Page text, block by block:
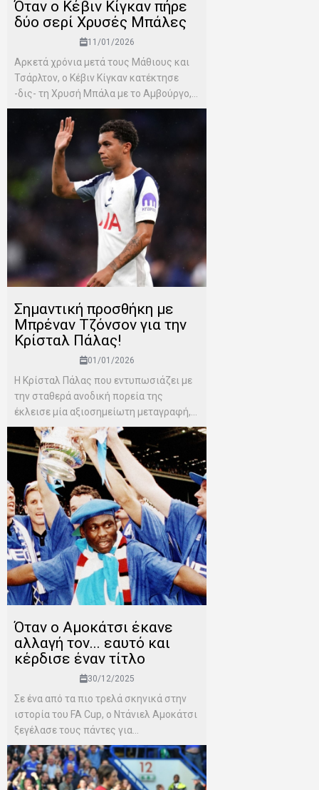
Όταν ο Κέβιν Κίγκαν πήρε
δύο σερί Χρυσές Μπάλες
11/01/2026
Αρκετά χρόνια μετά τους Μάθιους και
Τσάρλτον, ο Κέβιν Κίγκαν κατέκτησε
-δις- τη Χρυσή Μπάλα με το Αμβούργο,...
Σημαντική προσθήκη με
Μπρέναν Τζόνσον για την
Κρίσταλ Πάλας!
01/01/2026
Η Κρίσταλ Πάλας που εντυπωσιάζει με
την σταθερά ανοδική πορεία της
έκλεισε μία αξιοσημείωτη μεταγραφή,...
Όταν ο Αμοκάτσι έκανε
αλλαγή τον... εαυτό και
κέρδισε έναν τίτλο
30/12/2025
Σε ένα από τα πιο τρελά σκηνικά στην
ιστορία του FA Cup, ο Ντάνιελ Αμοκάτσι
ξεγέλασε τους πάντες για...